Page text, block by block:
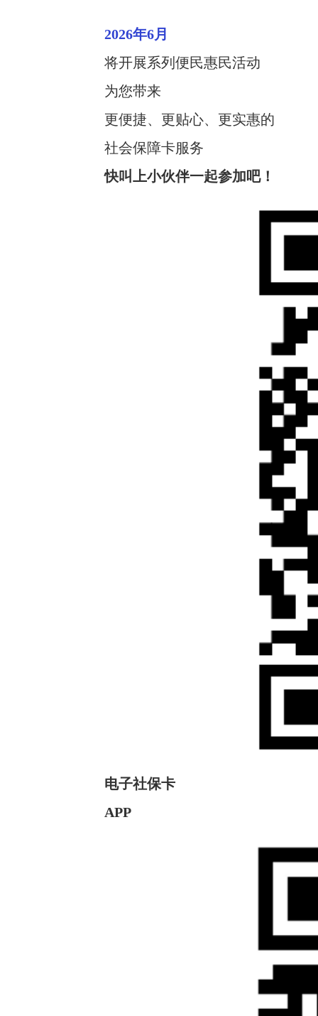
2026年6月
将开展系列便民惠民活动
为您带来
更便捷、更贴心、更实惠的
社会保障卡服务
快叫上小伙伴一起参加吧！
电子社保卡
APP